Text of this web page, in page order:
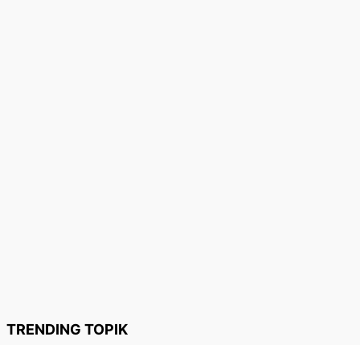
TRENDING TOPIK